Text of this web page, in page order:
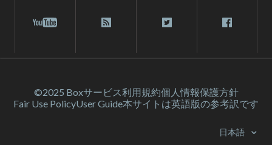
©2025 Boxサービス利⽤規約個人情報保護方針
Fair Use PolicyUser Guide本サイトは英語版の参考訳です
日本語